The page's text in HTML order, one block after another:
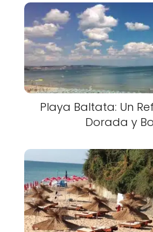
Playa Baltata: Un
Dorada y